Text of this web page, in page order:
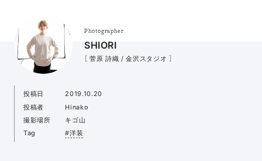
Photographer
SHIORI
［ 菅原 詩織 / 金沢スタジオ ］
投稿日
2019.10.20
投稿者
Hinako
撮影場所
キゴ山
Tag
#洋装